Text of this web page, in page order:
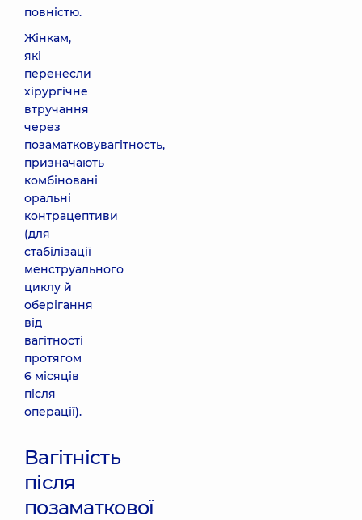
повністю.
Жінкам,
які
перенесли
хірургічне
втручання
через
позаматковувагітность,
призначають
комбіновані
оральні
контрацептиви
(для
стабілізації
менструального
циклу й
оберігання
від
вагітності
протягом
6 місяців
після
операції).
Вагітність
після
позаматкової